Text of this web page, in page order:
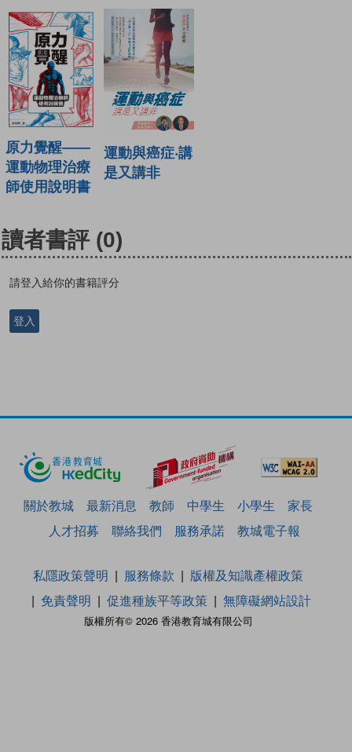
原力覺醒——
運動物理治療
師使用說明書
運動與癌症‧講
是又講非
讀者書評 (0)
請登入給你的書籍評分
登入
關於教城 最新消息 教師 中學生 小學生
家長
人才招募
聯絡我們 服務承諾 教城電子報
版權所有© 2026 香港教育城有限公司
私隱政策聲明 服務條款
版權及知識產權政策
免責聲明
促進種族平等政策 無障礙網站設計